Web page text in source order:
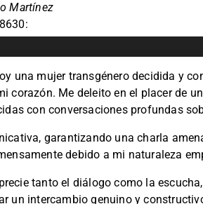
Martínez
una mujer transgénero decidida y
corazón. Me deleito en el placer de
con conversaciones profundas
garantizando una charla
debido a mi naturaleza
tanto el diálogo como la
un intercambio genuino y